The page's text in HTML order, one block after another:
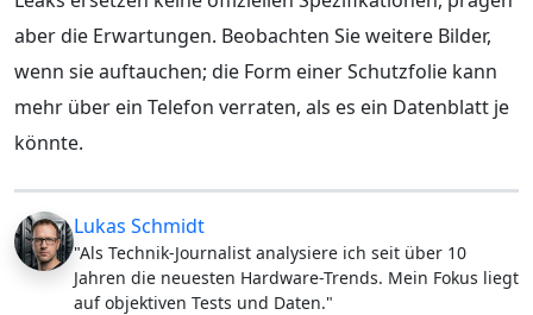
aber die Erwartungen. Beobachten Sie weitere Bilder,
wenn sie auftauchen; die Form einer Schutzfolie kann
mehr über ein Telefon verraten, als es ein Datenblatt je
könnte.
Lukas Schmidt
"Als Technik-Journalist analysiere ich seit über 10
Jahren die neuesten Hardware-Trends. Mein Fokus liegt
auf objektiven Tests und Daten."